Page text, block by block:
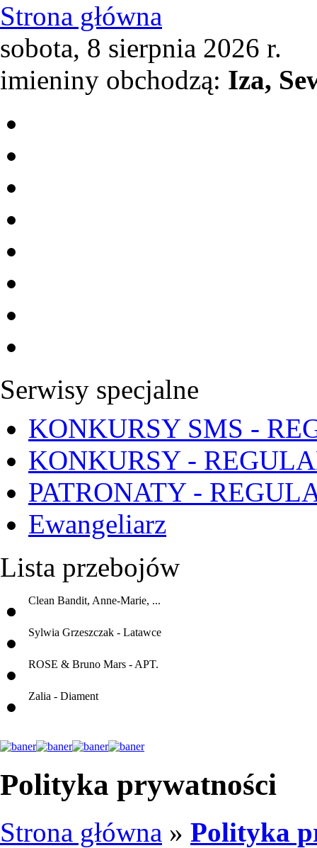
Strona główna
sobota, 8 sierpnia 2026 r.
imieniny obchodzą: Iza,
Serwisy specjalne
KONKURSY SMS -
KONKURSY -
PATRONATY -
Ewangeliarz
Lista przebojów
Clean Bandit, Anne-Marie, ...
Sylwia Grzeszczak - Latawce
ROSE & Bruno Mars - APT.
Zalia - Diament
Polityka prywatności
Strona główna » Polityka